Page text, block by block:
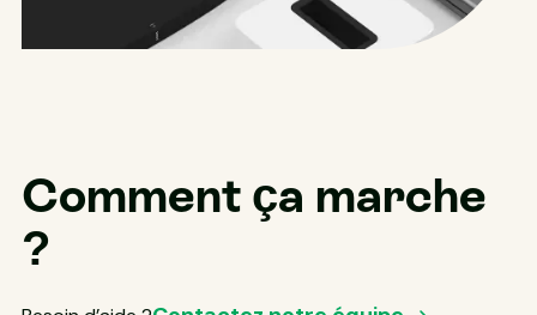
Comment ça marche
?